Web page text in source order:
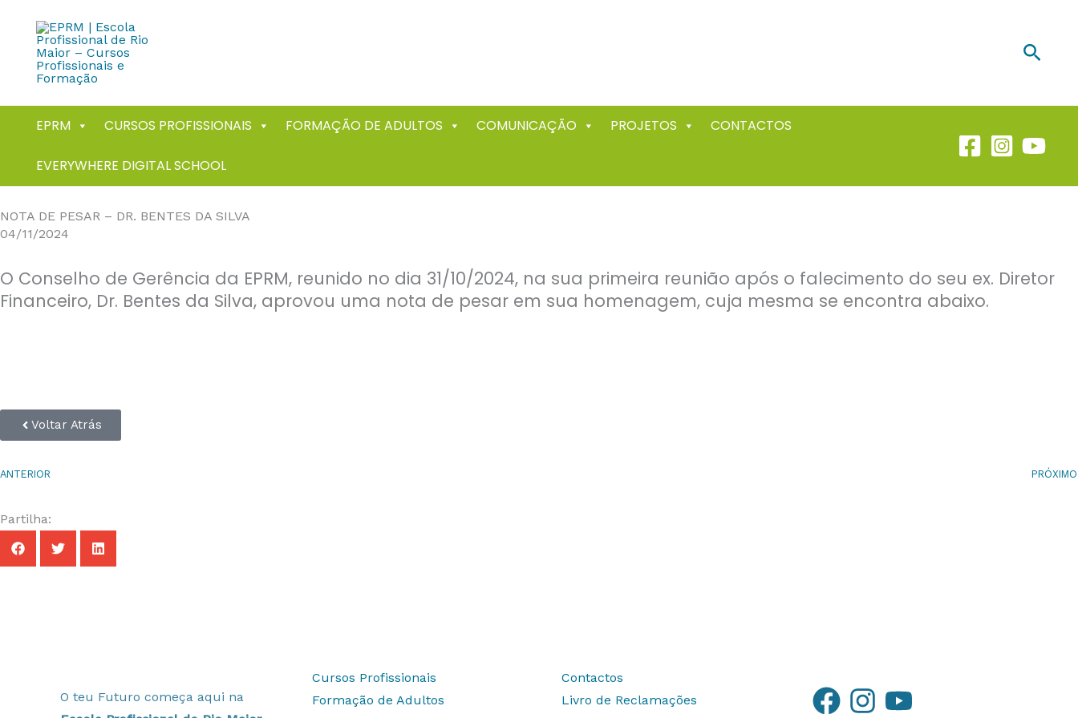
content
EPRM CURSOS PROFISSIONAIS FORMAÇÃO DE ADULTOS COMUNICAÇÃO PROJETOS CONTACTOS
EVERYWHERE DIGITAL SCHOOL
NOTA DE PESAR – DR. BENTES DA SILVA
04/11/2024
O Conselho de Gerência da EPRM, reunido no dia 31/10/2024, na sua primeira reunião após o falecimento do seu ex. Diretor
Financeiro, Dr. Bentes da Silva, aprovou uma nota de pesar em sua homenagem, cuja mesma se encontra abaixo.
Voltar Atrás
ANTERIOR PRÓXIMO
Partilha:
O teu Futuro começa aqui na
Cursos Profissionais
Formação de Adultos
Contactos
Livro de Reclamações